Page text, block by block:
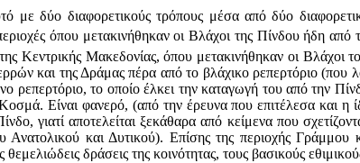
δύο διαφορετικούς τρόπους μέσα από δύο
όπου μετακινήθηκαν οι Βλάχοι της Πίνδου ήδη από
Κεντρικής Μακεδονίας, όπου μετακινήθηκαν οι
και της Δράμας πέρα από το βλάχικο ρεπερτόριο
ρεπερτόριο, το οποίο έλκει την καταγωγή του από την
Είναι φανερό, (από την έρευνα που επιτέλεσα και η
γιατί αποτελείται ξεκάθαρα από κείμενα που
και Δυτικού). Επίσης της περιοχής Γράμμου
δράσεις της κοινότητας, τους βασικούς